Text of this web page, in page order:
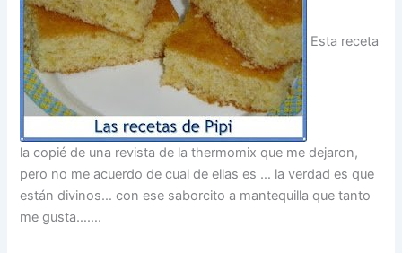
Esta receta
la copié de una revista de la thermomix que me dejaron,
pero no me acuerdo de cual de ellas es … la verdad es que
están divinos… con ese saborcito a mantequilla que tanto
me gusta…….